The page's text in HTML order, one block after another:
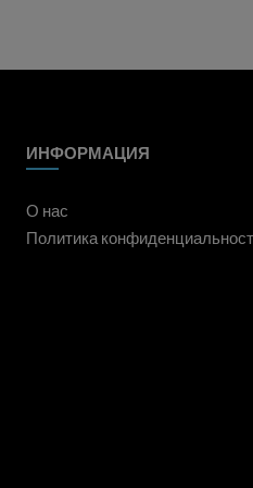
ИНФОРМАЦИЯ
О нас
Политика